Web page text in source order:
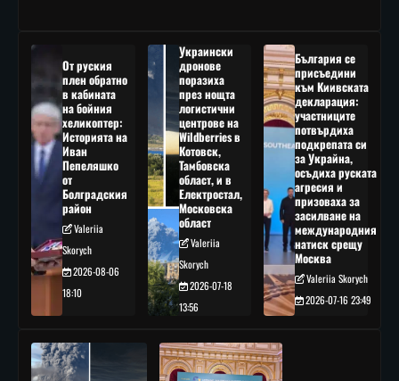
От руския
плен обратно
в кабината
на бойния
хеликоптер:
Историята на
Иван
Пепеляшко
от
Болградския
район
Valeriia
Skorych
2026-08-06
18:10
Украински
дронове
поразиха
през нощта
логистични
центрове на
Wildberries в
Котовск,
Тамбовска
област, и в
Електростал,
Московска
област
Valeriia
Skorych
2026-07-18
13:56
България се
присъедини
към Киивската
декларация:
участниците
потвърдиха
подкрепата си
за Украйна,
осъдиха руската
агресия и
призоваха за
засилване на
международния
натиск срещу
Москва
Valeriia Skorych
2026-07-16 23:49